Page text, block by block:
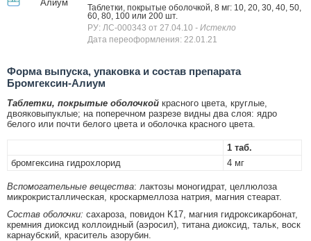
Алиум
Таблетки, покрытые оболочкой, 8 мг: 10, 20, 30, 40, 50,
60, 80, 100 или 200 шт.
РУ: ЛС-000343 от 27.04.10 - Истекло
Дата переоформления: 22.01.21
Форма выпуска, упаковка и состав препарата
Бромгексин-Алиум
Таблетки, покрытые оболочкой красного цвета, круглые,
двояковыпуклые; на поперечном разрезе видны два слоя: ядро
белого или почти белого цвета и оболочка красного цвета.
1 таб.
бромгексина гидрохлорид
4 мг
Вспомогательные вещества: лактозы моногидрат, целлюлоза
микрокристаллическая, кроскармеллоза натрия, магния стеарат.
Состав оболочки: сахароза, повидон K17, магния гидроксикарбонат,
кремния диоксид коллоидный (аэросил), титана диоксид, тальк, воск
карнаубский, краситель азорубин.